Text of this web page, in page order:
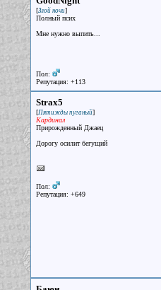
[Злой ночи]
Полный псих
Мне нужно выпить...
Пол:
Репутация: +113
Strax5
[Пятижды пуганый]
Кардинал
Прирожденный Джаец
Дорогу осилит бегущий
Пол:
Репутация: +649